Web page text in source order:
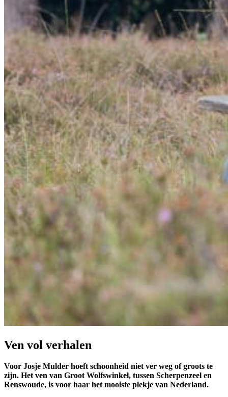
Ven vol verhalen
Voor Josje Mulder hoeft schoonheid niet ver weg of groots te
zijn. Het ven van Groot Wolfswinkel, tussen Scherpenzeel en
Renswoude, is voor haar het mooiste plekje van Nederland.